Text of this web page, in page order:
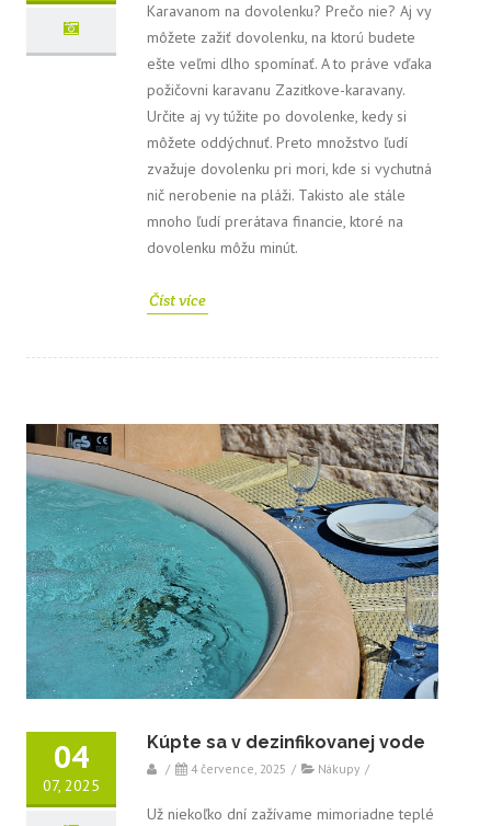
Karavanom na dovolenku? Prečo nie? Aj vy
môžete zažiť dovolenku, na ktorú budete
ešte veľmi dlho spomínať. A to práve vďaka
požičovni karavanu Zazitkove-karavany.
Určite aj vy túžite po dovolenke, kedy si
môžete oddýchnuť. Preto množstvo ľudí
zvažuje dovolenku pri mori, kde si vychutná
nič nerobenie na pláži. Takisto ale stále
mnoho ľudí prerátava financie, ktoré na
dovolenku môžu minút.
Číst více
04
07, 2025
Kúpte sa v dezinfikovanej vode
/ 4 července, 2025 / Nákupy /
Už niekoľko dní zažívame mimoriadne teplé